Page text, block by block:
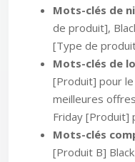
Mots-clés de
de produit],
[Type de
Mots-clés de
[Produit] pour
meilleures
Friday [Produit]
Mots-clés
[Produit B]